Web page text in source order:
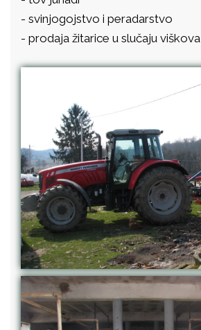
- svinjogojstvo i peradarstvo
- prodaja žitarice u slučaju viškova